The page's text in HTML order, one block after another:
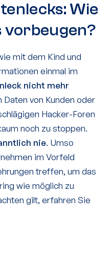
Wie
vorbeugen?
mit dem Kind und
einmal im
nicht mehr
Daten von Kunden oder
Hacker-Foren
noch zu stoppen.
nie. Umso
im Vorfeld
treffen, um das
wie möglich zu
gilt, erfahren Sie